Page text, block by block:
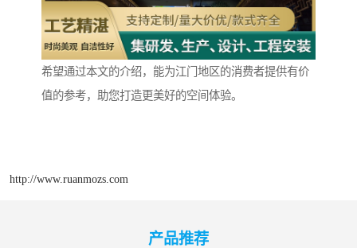
希望通过本文的介绍，能为江门地区的消费者提供有价
值的参考，助您打造更美好的空间体验。
http://www.ruanmozs.com
产品推荐